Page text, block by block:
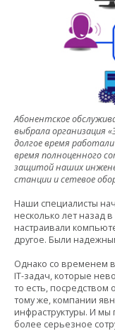
Абонентское
выбрала организация
долгое время
время полноценного
защитой наших
станции и сетевое
Наши специалисты
несколько лет назад
настраивали
другое. Были
Однако со временем
IT-задач, которые
то есть,
тому же, компании
инфраструктуры. И
более серьезное